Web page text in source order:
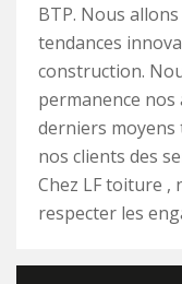
BTP. Nous
tendances
construction.
permanence
derniers
nos clients des
Chez LF toiture ,
respecter les